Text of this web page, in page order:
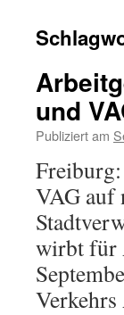
und
Publiziert am
VAG auf
wirbt für